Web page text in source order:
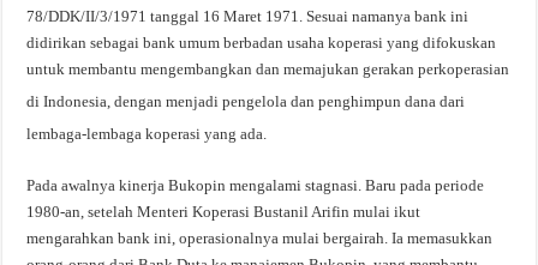
78/DDK/II/3/1971 tanggal 16 Maret 1971. Sesuai namanya bank ini
didirikan sebagai bank umum berbadan usaha koperasi yang difokuskan
untuk membantu mengembangkan dan memajukan gerakan perkoperasian
di Indonesia, dengan menjadi pengelola dan penghimpun dana dari
lembaga-lembaga koperasi yang ada.
Pada awalnya kinerja Bukopin mengalami stagnasi. Baru pada periode
1980-an, setelah Menteri Koperasi Bustanil Arifin mulai ikut
mengarahkan bank ini, operasionalnya mulai bergairah. Ia memasukkan